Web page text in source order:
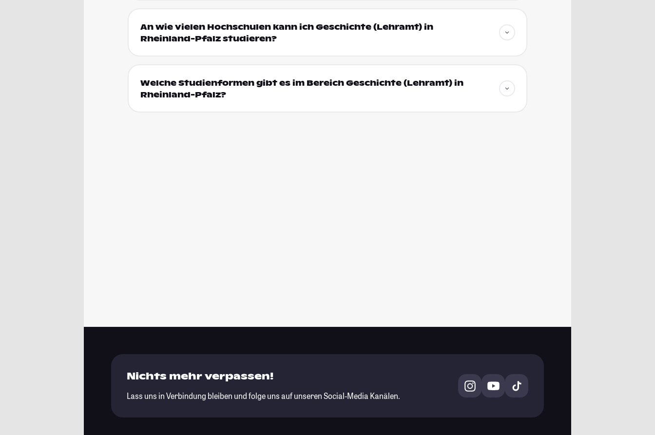
An wie vielen Hochschulen kann ich Geschichte (Lehramt) in
Rheinland-Pfalz studieren?
Welche Studienformen gibt es im Bereich Geschichte (Lehramt) in
Rheinland-Pfalz?
Nichts mehr verpassen!
Lass uns in Verbindung bleiben und folge uns auf unseren Social-Media Kanälen.